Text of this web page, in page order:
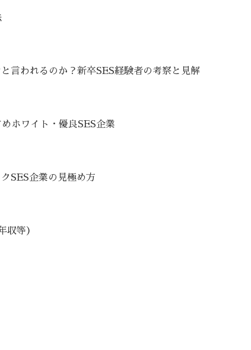
言われるのか？新卒SES経験者の考察と見解
ホワイト・優良SES企業
SES企業の見極め方
収等）